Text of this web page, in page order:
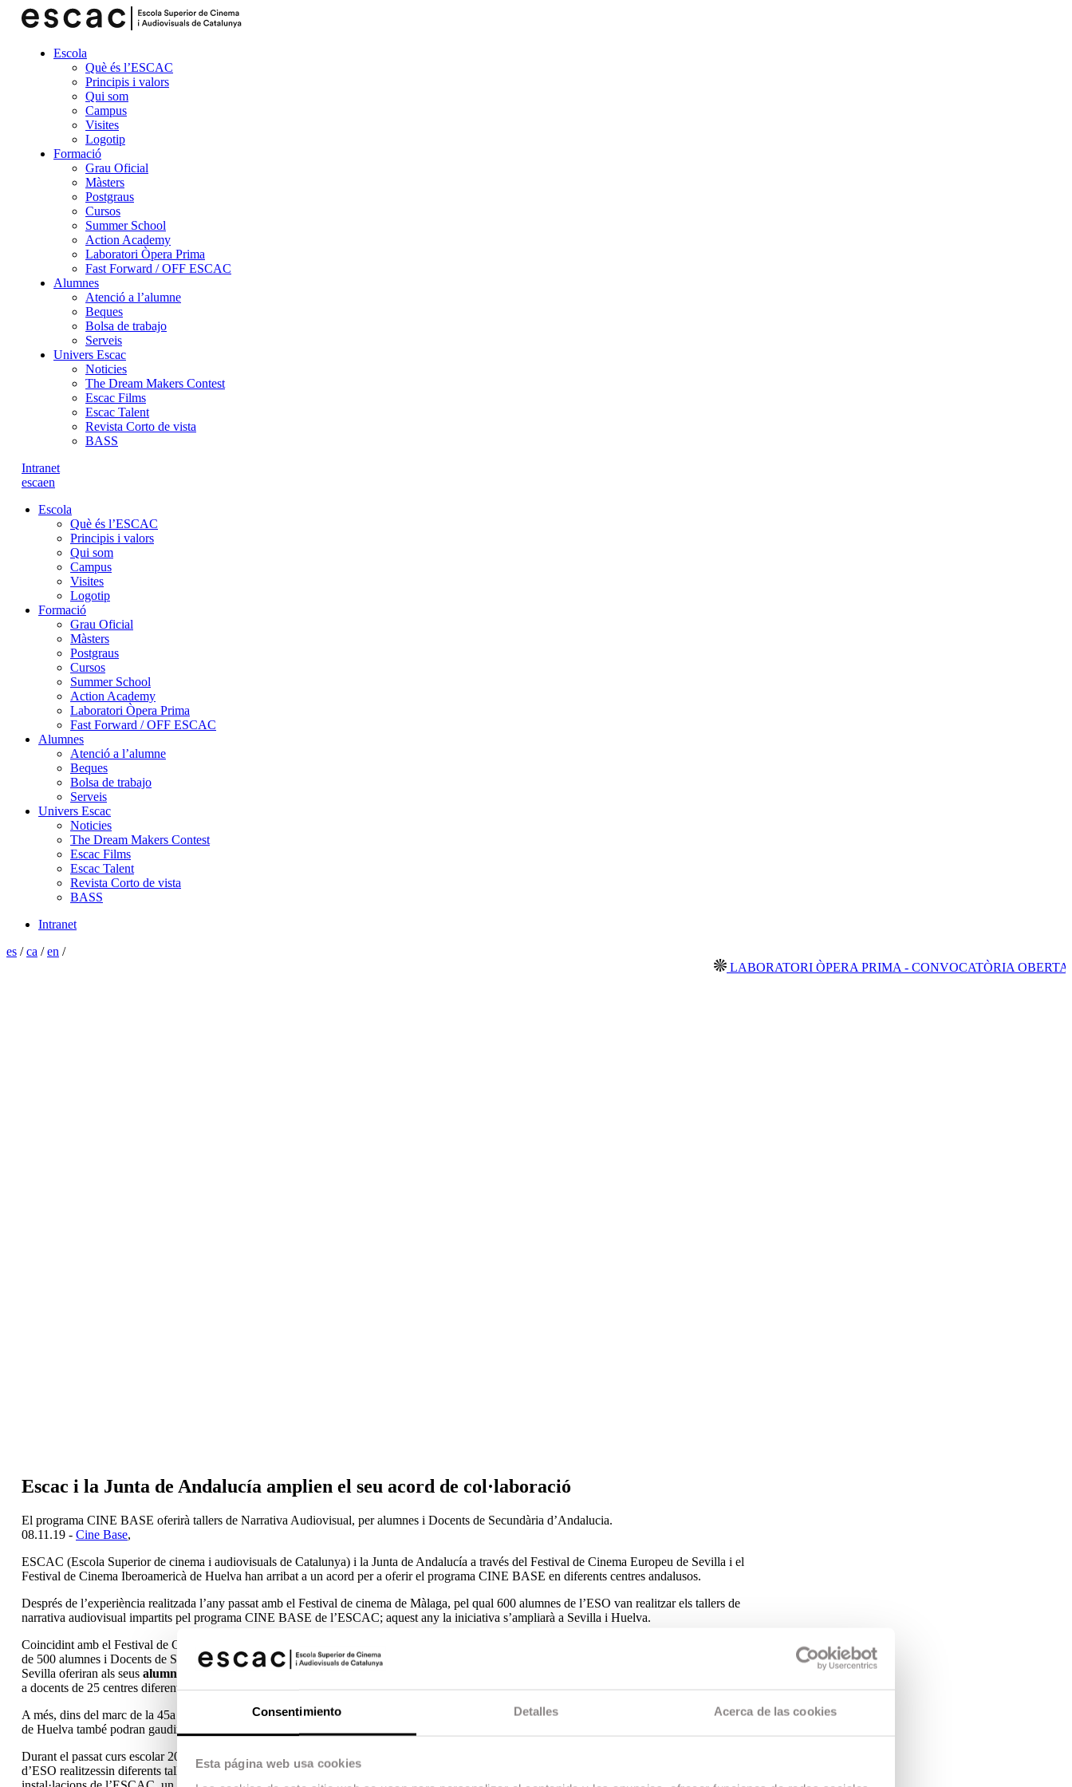
Consentimiento Detalles Acerca de las cookies
Esta página web usa cookies
Escola
Què és l’ESCAC
Principis i valors
Qui som
Campus
Visites
Logotip
Formació
Grau Oficial
Màsters
Postgraus
Cursos
Summer School
Action Academy
Laboratori Òpera Prima
Fast Forward / OFF ESCAC
Alumnes
Atenció a l’alumne
Beques
Bolsa de trabajo
Serveis
Univers Escac
Noticies
The Dream Makers Contest
Escac Films
Escac Talent
Revista Corto de vista
BASS
Intranet
escaen
Escola
Què és l’ESCAC
Principis i valors
Qui som
Campus
Visites
Logotip
Formació
Grau Oficial
Màsters
Postgraus
Cursos
Summer School
Action Academy
Laboratori Òpera Prima
Fast Forward / OFF ESCAC
Alumnes
Atenció a l’alumne
Beques
Bolsa de trabajo
Serveis
Univers Escac
Noticies
The Dream Makers Contest
Escac Films
Escac Talent
Revista Corto de vista
BASS
Intranet
es /ca /en /
LABORATORI ÒPERA PRIMA - CONVOCATÒRIA OBERTA 2026
Escac i la Junta de Andalucía amplien el seu acord de col·laboració
El programa CINE BASE oferirà tallers de Narrativa Audiovisual, per alumnes i Docents de Secundària d’Andalucia.
08.11.19 - Cine Base,
ESCAC (Escola Superior de cinema i audiovisuals de Catalunya) i la Junta de Andalucía a través del Festival de Cinema Europeu de Sevilla i el
Festival de Cinema Iberoamericà de Huelva han arribat a un acord per a oferir el programa CINE BASE en diferents centres andalusos.
Després de l’experiència realitzada l’any passat amb el Festival de cinema de Màlaga, pel qual 600 alumnes de l’ESO van realitzar els tallers de
narrativa audiovisual impartits pel programa CINE BASE de l’ESCAC; aquest any la iniciativa s’ampliarà a Sevilla i Huelva.
Coincidint amb el Festival de Cinema Europeu de Sevilla, La Junta d’Andalusia i l’ESCAC realitzaran Tallers de Narrativa Audiovisual, perquè més
de 500 alumnes i Docents de Secundària d’Andalusia participin del programa CINEMA BASE. D’aquesta manera, 15 centres de la província de
Sevilla oferiran als seus alumnes de l’ESO tallers de narrativa audiovisual impartits per
a docents de 25 centres diferents de Secundària d’Andalusia.
A més, dins del marc de la 45a Edició del
Festival de Cine Iberoamericano de Huelva
, més de 150 alumnes d’Instituts de Secundària de la província
de Huelva també podran gaudir d’aquests tallers.
Durant el passat curs escolar 2018-2019, un acord entre l’ESCAC i la Junta ja va permetre que, en les 8 províncies andaluses, més de 600 alumnes
d’ESO realitzessin diferents tallers de CINEMA BASE, a més es van oferir beques a 20 alumnes per a realitzar el curs d’estiu “Summer School”, en les